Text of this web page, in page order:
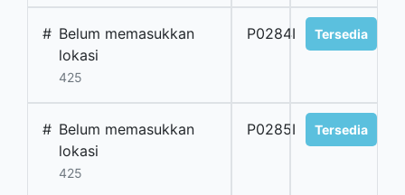
# Belum memasukkan
lokasi
425
P0284I Tersedia
# Belum memasukkan
lokasi
425
P0285I Tersedia